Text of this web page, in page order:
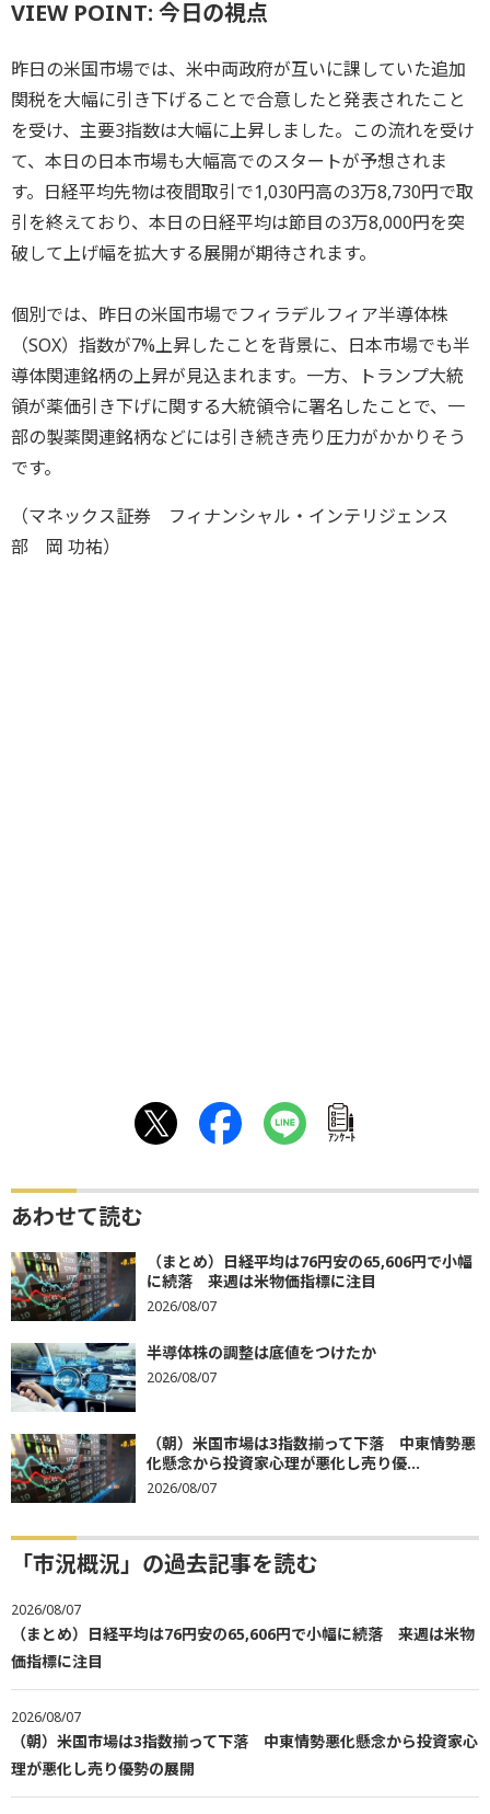
VIEW POINT: 今日の視点
昨日の米国市場では、米中両政府が互いに課していた追加
関税を大幅に引き下げることで合意したと発表されたこと
を受け、主要3指数は大幅に上昇しました。この流れを受け
て、本日の日本市場も大幅高でのスタートが予想されま
す。日経平均先物は夜間取引で1,030円高の3万8,730円で取
引を終えており、本日の日経平均は節目の3万8,000円を突
破して上げ幅を拡大する展開が期待されます。
個別では、昨日の米国市場でフィラデルフィア半導体株
（SOX）指数が7%上昇したことを背景に、日本市場でも半
導体関連銘柄の上昇が見込まれます。一方、トランプ大統
領が薬価引き下げに関する大統領令に署名したことで、一
部の製薬関連銘柄などには引き続き売り圧力がかかりそう
です。
（マネックス証券 フィナンシャル・インテリジェンス
部 岡 功祐）
ｱﾝｹｰﾄ
あわせて読む
（まとめ）日経平均は76円安の65,606円で小幅
に続落 来週は米物価指標に注目
2026/08/07
半導体株の調整は底値をつけたか
2026/08/07
（朝）米国市場は3指数揃って下落 中東情勢悪
化懸念から投資家心理が悪化し売り優...
2026/08/07
「市況概況」の過去記事を読む
2026/08/07
（まとめ）日経平均は76円安の65,606円で小幅に続落 来週は米物
価指標に注目
2026/08/07
（朝）米国市場は3指数揃って下落 中東情勢悪化懸念から投資家心
理が悪化し売り優勢の展開